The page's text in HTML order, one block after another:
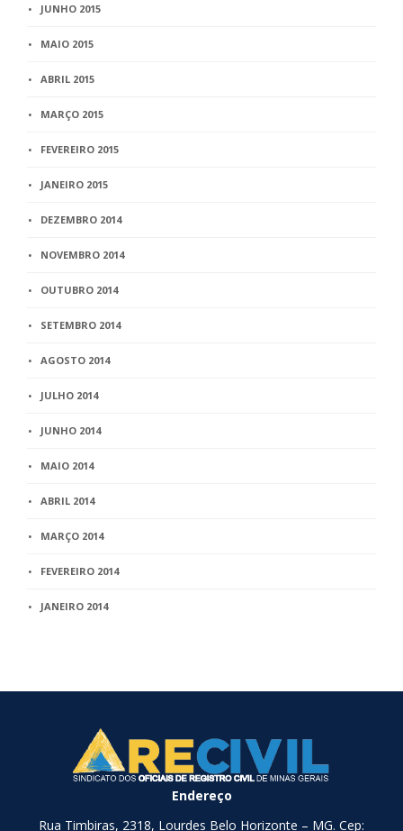
JUNHO 2015
MAIO 2015
ABRIL 2015
MARÇO 2015
FEVEREIRO 2015
JANEIRO 2015
DEZEMBRO 2014
NOVEMBRO 2014
OUTUBRO 2014
SETEMBRO 2014
AGOSTO 2014
JULHO 2014
JUNHO 2014
MAIO 2014
ABRIL 2014
MARÇO 2014
FEVEREIRO 2014
JANEIRO 2014
Endereço
Rua Timbiras, 2318, Lourdes Belo Horizonte – MG. Cep: